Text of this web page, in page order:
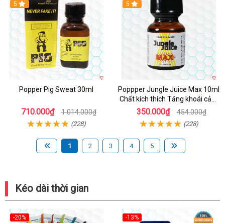
5
Popper Pig Sweat 30ml
710.000₫ 1.014.000₫
(228)
5
Poppper Jungle Juice Max 10ml
Chất kích thích Tăng khoái cảm
An toàn
350.000₫ 454.000₫
(228)
1 2 3 4 5
Kéo dài thời gian
-20%
-13%